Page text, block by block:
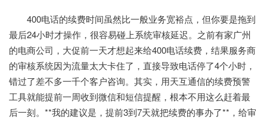
400电话的续费时间虽然比一般业务宽裕点，但你要是拖到
最后24小时才操作，很容易碰上系统审核延迟。之前有家广州
的电商公司，大促前一天才想起来给400电话续费，结果服务商
的审核系统因为流量太大卡住了，直接导致电话停了4个小时，
错过了差不多一千个客户咨询。其实，用天互通信的续费预警
工具就能提前一周收到微信和短信提醒，根本不用这么赶着最
后一刻。**我的建议是，提前3到7天就把续费的事办了**，给审